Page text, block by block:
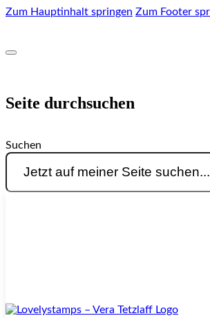
Zum Hauptinhalt springen Zum Footer
Seite durchsuchen
Suchen